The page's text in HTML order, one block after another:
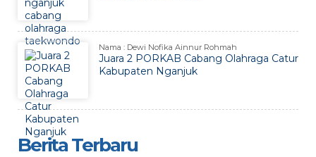
Nama : Dewi Nofika Ainnur Rohmah
Juara 2 PORKAB Cabang Olahraga Catur
Kabupaten Nganjuk
Berita Terbaru